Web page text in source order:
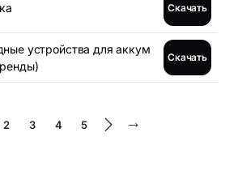
Скачать
устройства для аккум
Скачать
2 3 4 5